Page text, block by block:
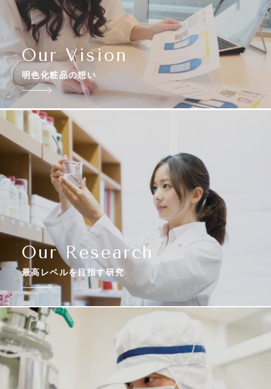
Our Vision
明色化粧品の想い
Our Research
最高レベルを目指す研究